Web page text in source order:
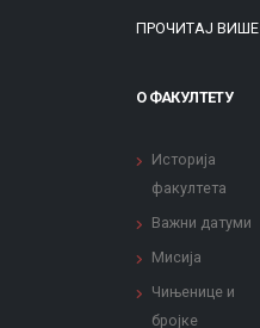
ПРОЧИТАЈ ВИШЕ
О ФАКУЛТЕТУ
Историја
факултета
Важни датуми
Мисија
Чињенице и
бројке